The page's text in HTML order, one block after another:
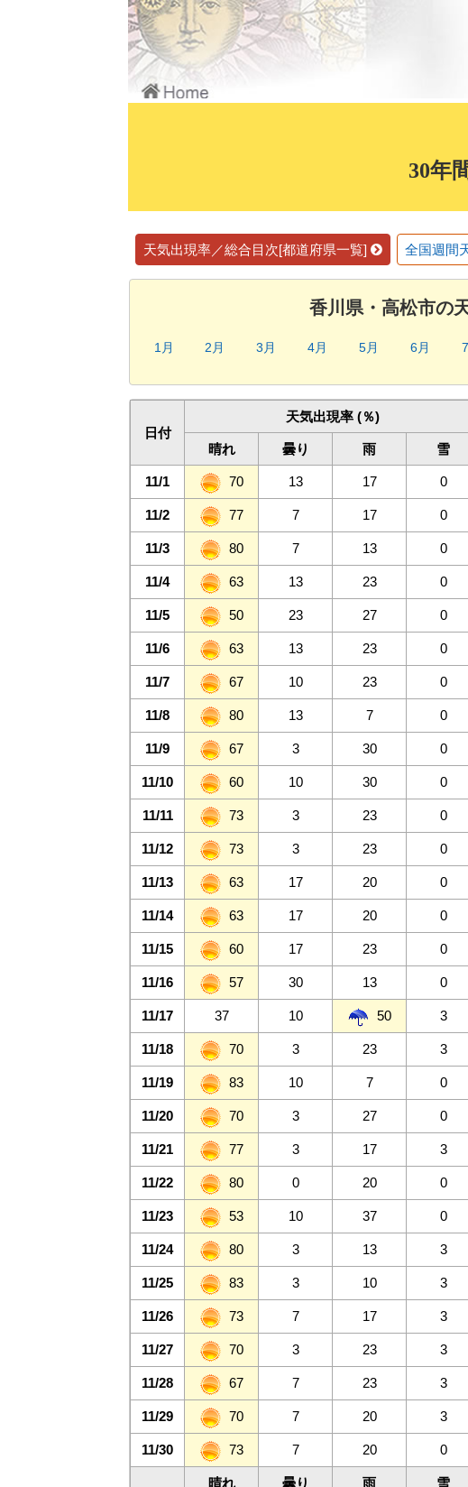
30年
天気出現率／総合目次[都道府県一覧] 全国週間
香川県・高松市の
1月 2月 3月 4月 5月 6月
日付
天気出現率 (％)
晴れ 曇り 雨 雪
11/1 70 13 17 0
11/2 77 7 17 0
11/3 80 7 13 0
11/4 63 13 23 0
11/5 50 23 27 0
11/6 63 13 23 0
11/7 67 10 23 0
11/8 80 13 7 0
11/9 67 3 30 0
11/10 60 10 30 0
11/11 73 3 23 0
11/12 73 3 23 0
11/13 63 17 20 0
11/14 63 17 20 0
11/15 60 17 23 0
11/16 57 30 13 0
11/17 37 10 50 3
11/18 70 3 23 3
11/19 83 10 7 0
11/20 70 3 27 0
11/21 77 3 17 3
11/22 80 0 20 0
11/23 53 10 37 0
11/24 80 3 13 3
11/25 83 3 10 3
11/26 73 7 17 3
11/27 70 3 23 3
11/28 67 7 23 3
11/29 70 7 20 3
11/30 73 7 20 0
晴れ 曇り 雨 雪